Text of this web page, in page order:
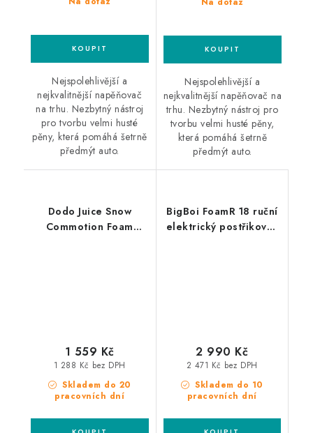
Nejspolehlivější a
nejkvalitnější napěňovač
na trhu. Nezbytný nástroj
pro tvorbu velmi husté
pěny, která pomáhá šetrně
předmýt auto.
Nejspolehlivější a
nejkvalitnější napěňovač na
trhu. Nezbytný nástroj pro
tvorbu velmi husté pěny,
která pomáhá šetrně
předmýt auto.
Dodo Juice Snow
Commotion Foam
Skladem do 20
pracovních dní
1 288 Kč bez DPH
1 559 Kč
BigBoi FoamR 18 ruční
elektrický postřikovač
Skladem do 10
pracovních dní
2 471 Kč bez DPH
2 990 Kč